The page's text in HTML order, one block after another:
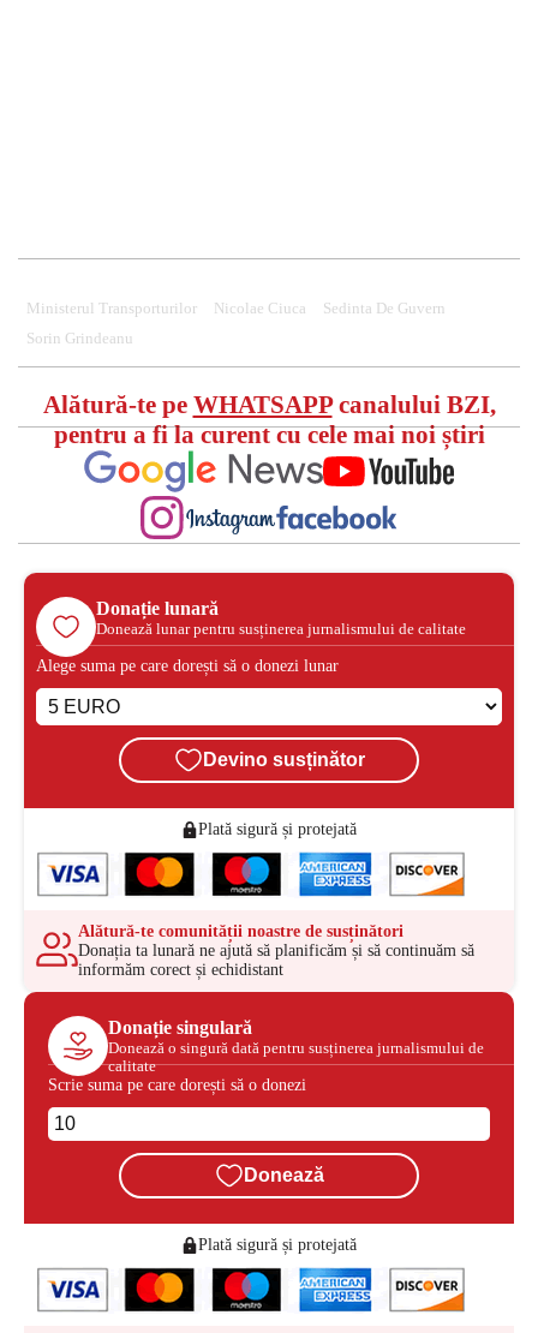
Ministerul Transporturilor Nicolae Ciuca
Sedinta De Guvern
Sorin Grindeanu
Alătură-te pe WHATSAPPcanalului BZI,
pentru a fi la curent cu cele mai noi știri
Donație lunară
Donează lunar pentru susținerea jurnalismului de calitate
Alege suma pe care dorești să o donezi lunar
Devino susținător
Plată sigură și protejată
Alătură-te comunității noastre de susținători
Donația ta lunară ne ajută să planificăm și să continuăm să
informăm corect și echidistant
Donație singulară
Donează o singură dată pentru susținerea jurnalismului de
calitate
Scrie suma pe care dorești să o donezi
Donează
Plată sigură și protejată